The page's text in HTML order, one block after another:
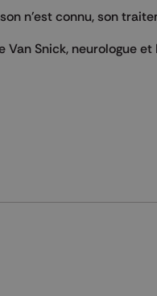
n'est connu, son
Van Snick, neurologue